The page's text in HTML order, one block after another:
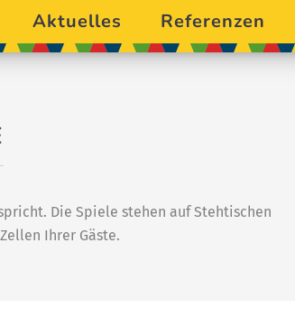
Aktuelles Referenzen
Die Spiele stehen auf Stehtischen
Ihrer Gäste.